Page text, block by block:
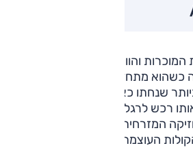
והוותיקות בעולם המוזיקה
כשהוא מתחדש באחד מכלי הרכב
שנחתו כאן בשנים האחרונות -
רכש לרגל יום הולדתו ה-62.
המזרחית בז'אנר הטורקי-ערבי
העוצמתיים והמשפיעים ביותר